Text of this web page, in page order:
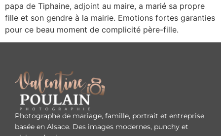
papa de Tiphaine, adjoint au maire, a marié sa propre
fille et son gendre à la mairie. Emotions fortes garanties
pour ce beau moment de complicité père-fille.
Photographe de mariage, famille, portrait et entreprise
basée en Alsace. Des images modernes, punchy et